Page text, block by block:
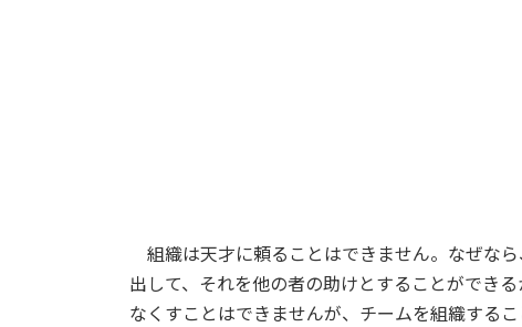
組織は天才に頼ることはできません。なぜな
出して、それを他の者の助けとすることができ
なくすことはできませんが、チームを組織する